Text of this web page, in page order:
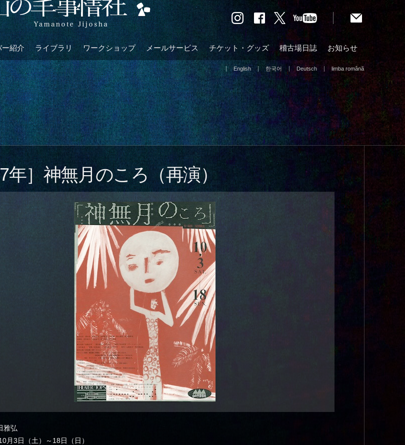
ー紹介 ライブラリ ワークショップ メールサービス チケット・グッズ 稽古場日誌 お知らせ
English 한국어 Deutsch limba română
年］神無月のころ（再演）
雅弘
月3日（土）～18日（日）